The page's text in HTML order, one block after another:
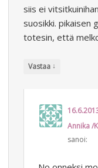
siis ei
suosikki. pikaisen
totesin, että
Vastaa ↓
Annika /
sanoi: